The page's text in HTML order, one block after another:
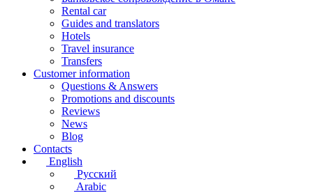
Rental car
Guides and translators
Hotels
Travel insurance
Transfers
Customer information
Questions & Answers
Promotions and discounts
Reviews
News
Blog
Contacts
English
Русский
Arabic